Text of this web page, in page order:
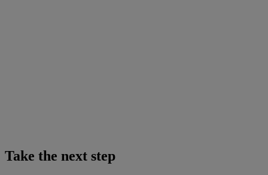
Take the next step